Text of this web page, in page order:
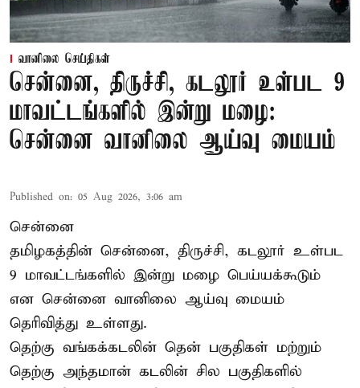
வானிலை செய்திகள்
சென்னை, திருச்சி, கடலூர் உள்பட 9
மாவட்டங்களில் இன்று மழை:
சென்னை வானிலை ஆய்வு மையம்
Published on: 05 Aug 2026, 3:06 am
சென்னை
தமிழகத்தின் சென்னை, திருச்சி, கடலூர் உள்பட
9 மாவட்டங்களில் இன்று மழை பெய்யக்கூடும்
என சென்னை வானிலை ஆய்வு மையம்
தெரிவித்து உள்ளது.
தெற்கு வங்கக்கடலின் தென் பகுதிகள் மற்றும்
தெற்கு அந்தமான் கடலின் சில பகுதிகளில்